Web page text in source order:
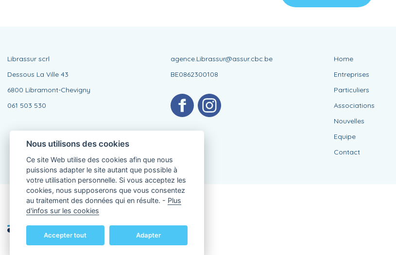
Librassur scrl
Dessous La Ville 43
6800 Libramont-Chevigny
061 503 530
agence.Librassur@assur.cbc.be
BE0862300108
Home
Entreprises
Particuliers
Associations
Nouvelles
Equipe
Contact
Agent lié, BE0862300108
de KBC Assurances sa
Professor Roger Van Overstraetenplein 2
3000 Louvain - Belgique
TVA BE 0403.552.563 - RPR Louvain
Nous utilisons des cookies
Ce site Web utilise des cookies afin que nous
puissions adapter le site autant que possible à
votre utilisation personnelle. Si vous acceptez les
cookies, nous supposerons que vous consentez
au traitement des données qui en résulte. - Plus
d'infos sur les cookies
Accepter tout Adapter